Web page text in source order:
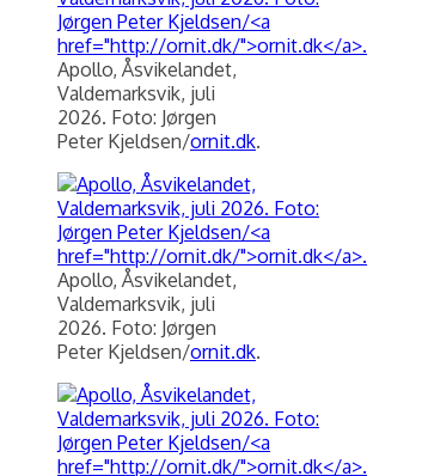
Apollo, Åsvikelandet,
Valdemarksvik, juli
2026. Foto: Jørgen
Peter Kjeldsen/ornit.dk.
Apollo, Åsvikelandet,
Valdemarksvik, juli
2026. Foto: Jørgen
Peter Kjeldsen/ornit.dk.